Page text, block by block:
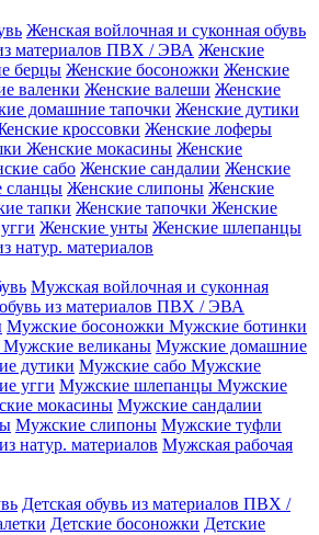
Женская войлочная и суконная обувь
материалов ПВХ / ЭВА Женские
берцы Женские босоножки Женские
валенки Женские валеши Женские
домашние тапочки Женские дутики
кроссовки Женские лоферы
Женские мокасины Женские
сабо Женские сандалии Женские
сланцы Женские слипоны Женские
тапки Женские тапочки Женские
Женские унты Женские шлепанцы
натур. материалов
Мужская войлочная и суконная
из материалов ПВХ / ЭВА
Мужские босоножки Мужские ботинки
Мужские великаны Мужские домашние
дутики Мужские сабо Мужские
угги Мужские шлепанцы Мужские
мокасины Мужские сандалии
Мужские слипоны Мужские туфли
натур. материалов Мужская рабочая
Детская обувь из материалов ПВХ /
Детские босоножки Детские